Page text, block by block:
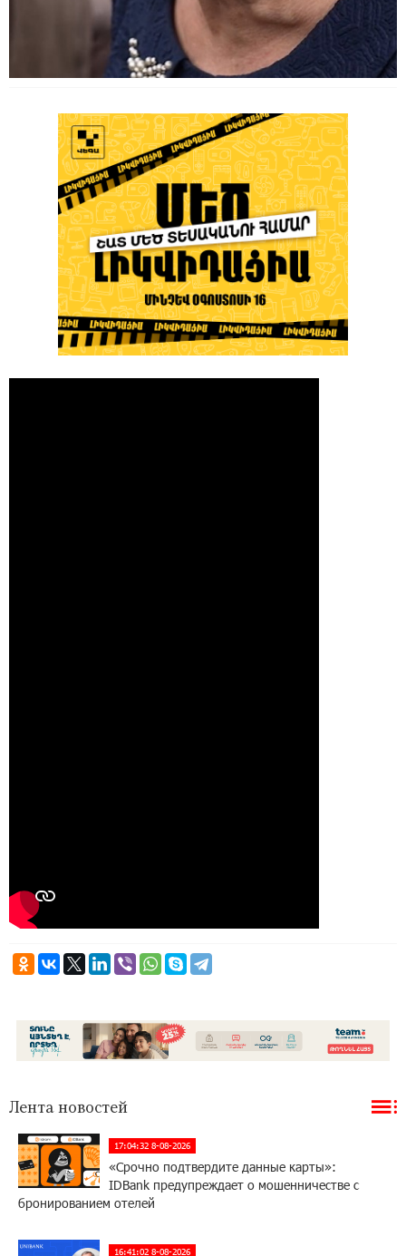
Лента новостей
17:04:32 8-08-2026
«Срочно подтвердите данные карты»:
IDBank предупреждает о мошенничестве с
бронированием отелей
16:41:02 8-08-2026